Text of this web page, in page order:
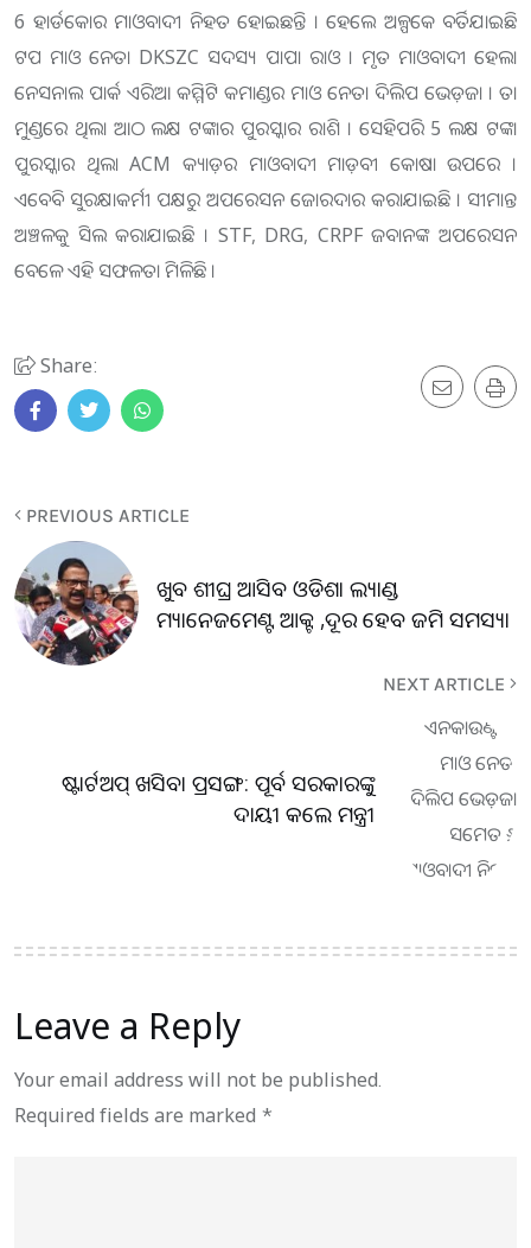
6 ହାର୍ଡକୋର ମାଓବାଦୀ ନିହତ ହୋଇଛନ୍ତି । ହେଲେ ଅଳ୍ପକେ ବର୍ତିଯାଇଛି
ଟପ ମାଓ ନେତା DKSZC ସଦସ୍ୟ ପାପା ରାଓ । ମୃତ ମାଓବାଦୀ ହେଲା
ନେସନାଲ ପାର୍କ ଏରିଆ କମ୍ମିଟି କମାଣ୍ଡର ମାଓ ନେତା ଦିଲିପ ଭେଡ଼ଜା । ତା
ମୁଣ୍ଡରେ ଥିଲା ଆଠ ଲକ୍ଷ ଟଙ୍କାର ପୁରସ୍କାର ରାଶି । ସେହିପରି 5 ଲକ୍ଷ ଟଙ୍କା
ପୁରସ୍କାର ଥିଲା ACM କ୍ୟାଡ଼ର ମାଓବାଦୀ ମାଡ଼ବୀ କୋଷା ଉପରେ ।
ଏବେବି ସୁରକ୍ଷାକର୍ମୀ ପକ୍ଷରୁ ଅପରେସନ ଜୋରଦାର କରାଯାଇଛି । ସୀମାନ୍ତ
ଅଞ୍ଚଳକୁ ସିଲ କରାଯାଇଛି । STF, DRG, CRPF ଜବାନଙ୍କ ଅପରେସନ
ବେଳେ ଏହି ସଫଳତା ମିଳିଛି ।
Share:
PREVIOUS ARTICLE
ଖୁବ ଶୀଘ୍ର ଆସିବ ଓଡିଶା ଲ୍ୟାଣ୍ଡ
ମ୍ୟାନେଜମେଣ୍ଟ ଆକ୍ଟ ,ଦୂର ହେବ ଜମି ସମସ୍ୟା
NEXT ARTICLE
ଷ୍ଟାର୍ଟଅପ୍‌ ଖସିବା ପ୍ରସଙ୍ଗ: ପୂର୍ବ ସରକାରଙ୍କୁ
ଦାୟୀ କଲେ ମନ୍ତ୍ରୀ
Leave a Reply
Your email address will not be published.
Required fields are marked *